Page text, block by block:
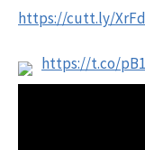
https://cutt.ly/
https://t.co/